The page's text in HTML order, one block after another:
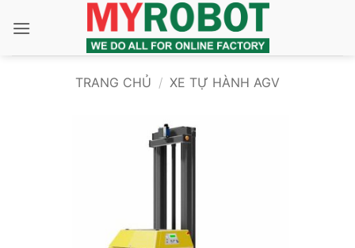
qua
TRANG CHỦ / XE TỰ HÀNH AGV